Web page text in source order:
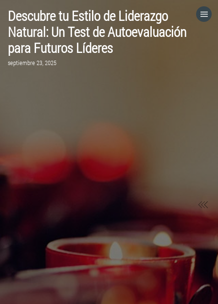
Descubre tu Estilo de Liderazgo
Natural: Un Test de Autoevaluación
para Futuros Líderes
septiembre 23, 2025
HOME
CATEGORÍAS